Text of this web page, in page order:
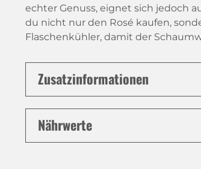
echter Genuss, eignet sich jedoch
du nicht nur den Rosé kaufen,
Flaschenkühler, damit der
Zusatzinformationen
Nährwerte